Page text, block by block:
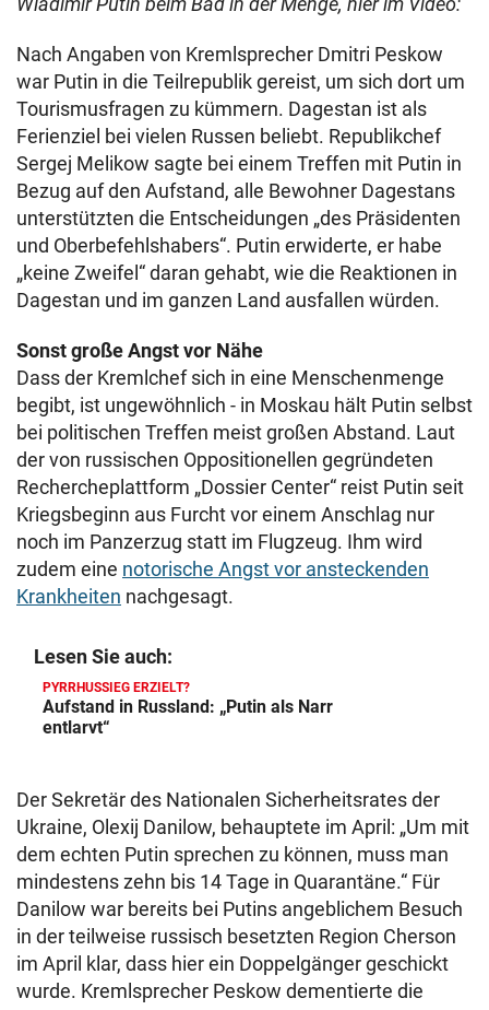
Nach Angaben von Kremlsprecher Dmitri Peskow
war Putin in die Teilrepublik gereist, um sich dort um
Tourismusfragen zu kümmern. Dagestan ist als
Ferienziel bei vielen Russen beliebt. Republikchef
Sergej Melikow sagte bei einem Treffen mit Putin in
Bezug auf den Aufstand, alle Bewohner Dagestans
unterstützten die Entscheidungen „des Präsidenten
und Oberbefehlshabers“. Putin erwiderte, er habe
„keine Zweifel“ daran gehabt, wie die Reaktionen in
Dagestan und im ganzen Land ausfallen würden.
Sonst große Angst vor Nähe
Dass der Kremlchef sich in eine Menschenmenge
begibt, ist ungewöhnlich - in Moskau hält Putin selbst
bei politischen Treffen meist großen Abstand. Laut
der von russischen Oppositionellen gegründeten
Rechercheplattform „Dossier Center“ reist Putin seit
Kriegsbeginn aus Furcht vor einem Anschlag nur
noch im Panzerzug statt im Flugzeug. Ihm wird
zudem eine notorische Angst vor ansteckenden
Krankheiten nachgesagt.
Lesen Sie auch:
PYRRHUSSIEG ERZIELT?
Aufstand in Russland: „Putin als Narr
entlarvt“
Der Sekretär des Nationalen Sicherheitsrates der
Ukraine, Olexij Danilow, behauptete im April: „Um mit
dem echten Putin sprechen zu können, muss man
mindestens zehn bis 14 Tage in Quarantäne.“ Für
Danilow war bereits bei Putins angeblichem Besuch
in der teilweise russisch besetzten Region Cherson
im April klar, dass hier ein Doppelgänger geschickt
wurde. Kremlsprecher Peskow dementierte die